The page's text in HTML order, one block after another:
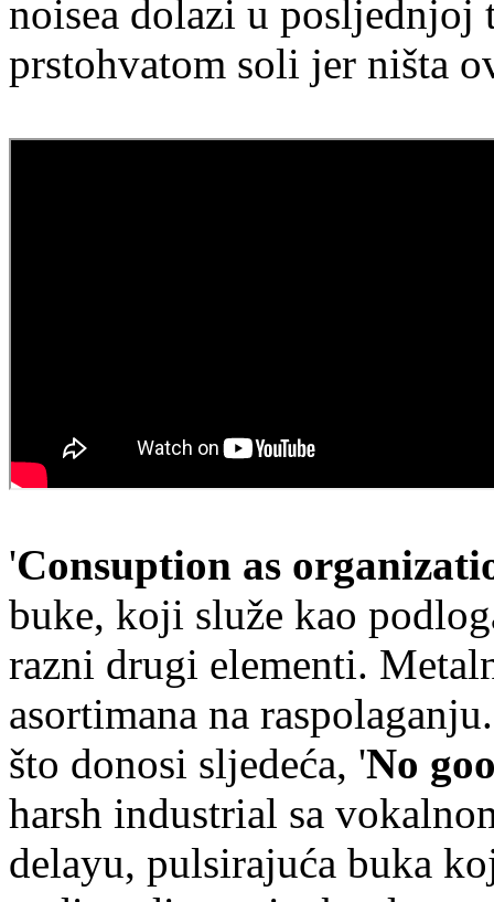
noisea dolazi u posljednjoj
prstohvatom soli jer ništa
'Consuption as
buke, koji služe kao
razni drugi elementi.
asortimana na
što donosi sljedeća, 'No
harsh industrial sa
delayu, pulsirajuća buka